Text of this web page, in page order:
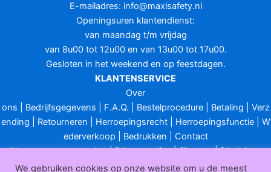
E-mailadres: info@maxisafety.nl
Openingsuren klantendienst:
van maandag t/m vrijdag
van 8u00 tot 12u00 en van 13u00 tot 17u00.
Gesloten in het weekend en op feestdagen.
KLANTENSERVICE
Over
ons
Bedrijfsgegevens F.A.Q. Bestelprocedure| Betaling
Verz
ending
Retourneren Herroepingsrecht| Herroepingsfunctie| W
ederverkoop
Bedrukken
Contact
Algemene voorwaarden|Privacy policy|Sitemap|Disclaimer
Maxisafety.nl © 2026
We gebruiken cookies op onze website om u de meest